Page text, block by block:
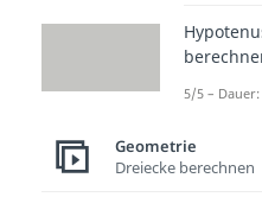
Den
Das
5/5 – Dauer:
Geometrie
Dreiecke berechnen